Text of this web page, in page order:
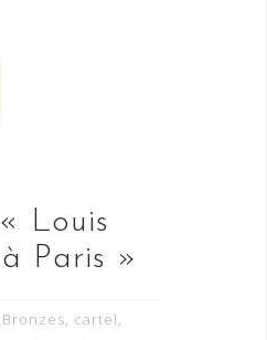
Louis
Paris »
Bronzes, cartel,